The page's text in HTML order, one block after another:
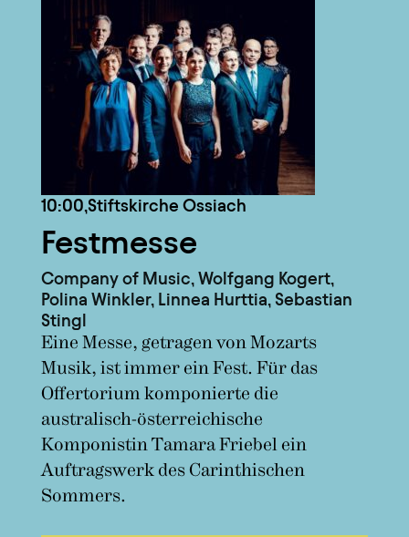
10:00,Stiftskirche Ossiach
Festmesse
Company of Music, Wolfgang Kogert,
Polina Winkler, Linnea Hurttia, Sebastian
Stingl
Eine Messe, getragen von Mozarts
Musik, ist immer ein Fest. Für das
Offertorium komponierte die
australisch-österreichische
Komponistin Tamara Friebel ein
Auftragswerk des Carinthischen
Sommers.